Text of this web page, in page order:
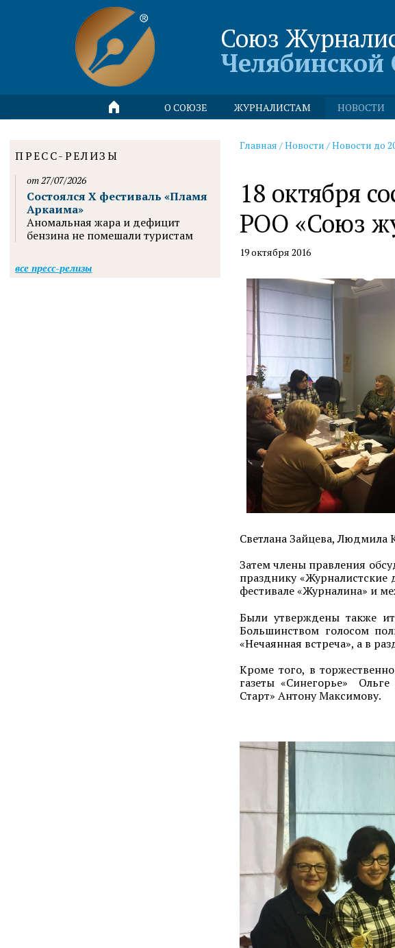
Союз
Челябинской
О СОЮЗЕ ЖУРНАЛИСТАМ НОВОСТИ
Главная /Новости /Новости до
18 октября
РОО «Союз
19 октября 2016
Светлана Зайцева, Людмила
Затем члены правления
празднику «Журналистские
фестивале «Журналина» и
Были утверждены также
Большинством голосом
«Нечаянная встреча», а в
Кроме того, в
газеты «Синегорье»
Старт» Антону Максимову.
ПРЕСС-РЕЛИЗЫ
от 27/07/2026
Состоялся X фестиваль «Пламя
Аркаима»
Аномальная жара и дефицит
бензина не помешали туристам
все пресс-релизы